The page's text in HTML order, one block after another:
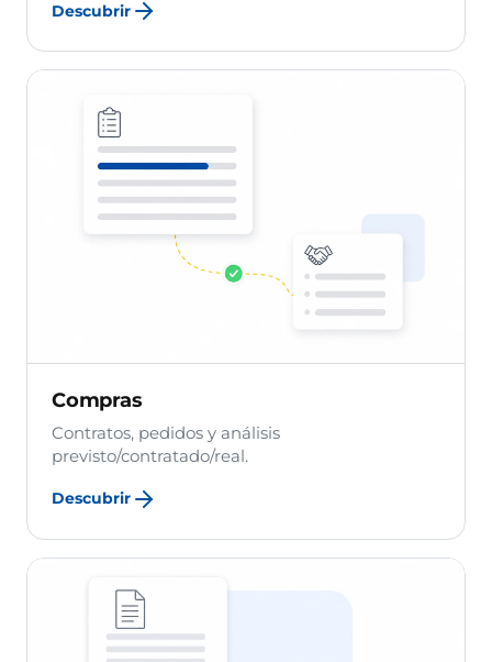
Descubrir
Compras
Contratos, pedidos y análisis
previsto/contratado/real.
Descubrir